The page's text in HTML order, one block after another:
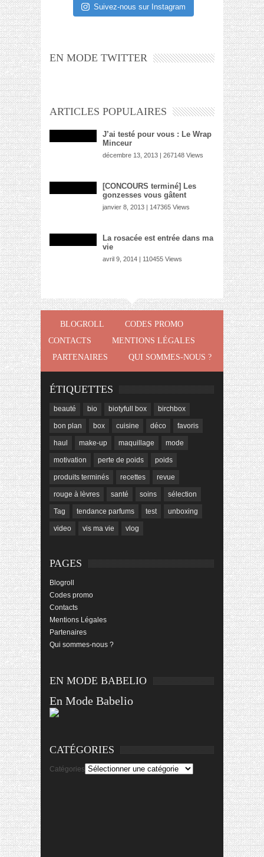
Suivez-nous sur Instagram
EN MODE TWITTER
ARTICLES POPULAIRES
J’ai testé pour vous : Le Wrap
Minceur
décembre 13, 2013 | 267148 Views
[CONCOURS terminé] Les
gonzesses vous gâtent
janvier 8, 2013 | 147365 Views
La rosacée est entrée dans ma
vie
avril 9, 2014 | 110455 Views
BLOGROLL
CODES PROMO
CONTACTS
MENTIONS LÉGALES
PARTENAIRES
QUI SOMMES-NOUS ?
ÉTIQUETTES
beauté bio biotyfull box birchbox
bon plan box cuisine déco favoris
haul make-up maquillage mode
motivation perte de poids poids
produits terminés recettes revue
rouge à lèvres santé soins sélection
Tag tendance parfums test unboxing
video vis ma vie vlog
PAGES
Blogroll
Codes promo
Contacts
Mentions Légales
Partenaires
Qui sommes-nous ?
EN MODE BABELIO
En Mode Babelio
CATÉGORIES
Catégories